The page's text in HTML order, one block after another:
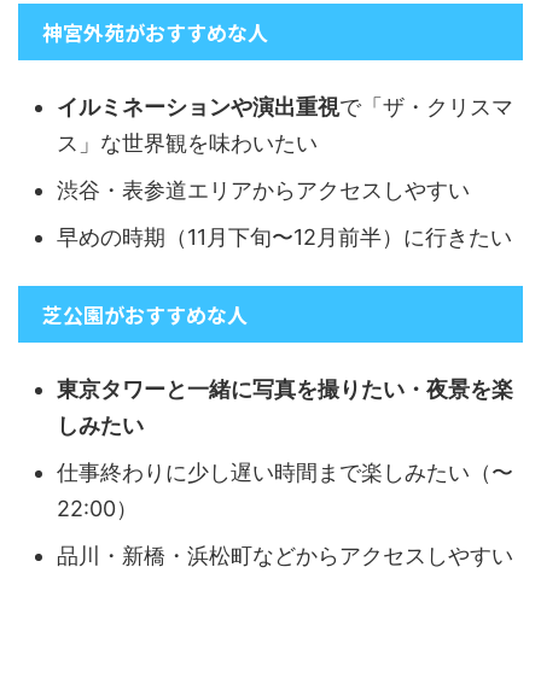
神宮外苑がおすすめな人
イルミネーションや演出重視で「ザ・クリスマ
ス」な世界観を味わいたい
渋谷・表参道エリアからアクセスしやすい
早めの時期（11月下旬〜12月前半）に行きたい
芝公園がおすすめな人
東京タワーと一緒に写真を撮りたい・夜景を楽
しみたい
仕事終わりに少し遅い時間まで楽しみたい（〜
22:00）
品川・新橋・浜松町などからアクセスしやすい